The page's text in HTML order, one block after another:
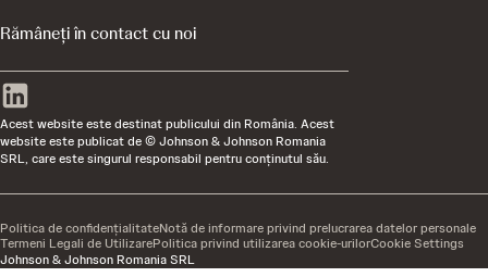
Rămâneți în contact cu noi
Acest website este destinat publicului din România. Acest
website este publicat de © Johnson & Johnson Romania
SRL, care este singurul responsabil pentru conţinutul său.
Johnson & Johnson Romania SRL
Politica de confidențialitateNotă de informare privind prelucrarea datelor personale
Termeni Legali de UtilizarePolitica privind utilizarea cookie-urilorCookie Settings